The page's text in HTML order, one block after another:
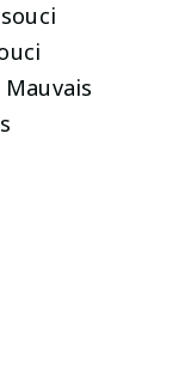
souci
Mauvais